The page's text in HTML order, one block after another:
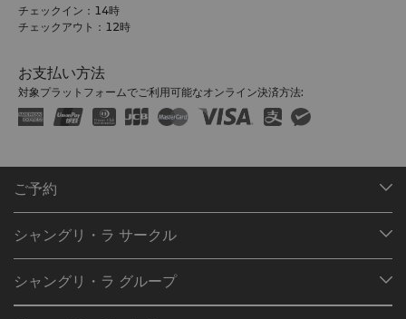
チェックイン：14時
チェックアウト：12時
お支払い方法
対象プラットフォームでご利用可能なオンライン決済方法:
ご予約
ご予約の検索
レストラン＆バー
シャングリ・ラ サークル
シャングリ・ラ サークルに入会
シャングリ・ラ グループ